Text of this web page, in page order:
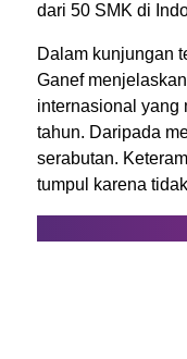
dari 50 SMK di
Dalam kunjungan
Ganef
internasional yang
tahun. Daripada
serabutan.
tumpul karena